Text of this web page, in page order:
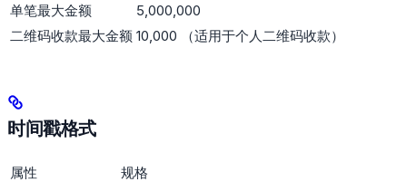
单笔最大金额
5,000,000
二维码收款最大金额 10,000 （适用于个人二维码收款）
时间戳格式
属性
规格